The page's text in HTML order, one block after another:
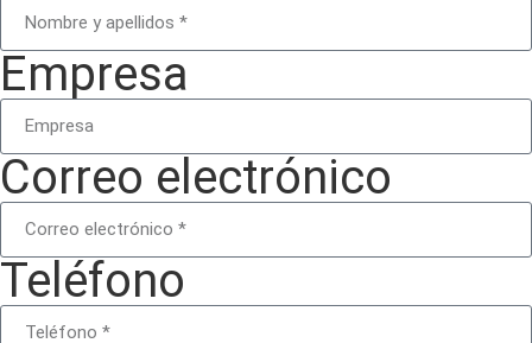
Empresa
Correo electrónico
Teléfono